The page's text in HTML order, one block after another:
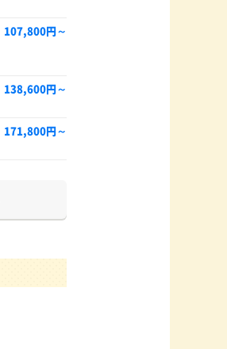
107,800円～
138,600円～
171,800円～